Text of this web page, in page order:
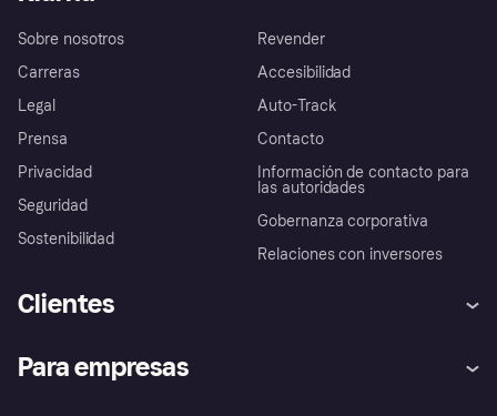
Sobre nosotros
Carreras
Legal
Prensa
Privacidad
Seguridad
Sostenibilidad
Revender
Accesibilidad
Auto-Track
Contacto
Información de contacto para
las autoridades
Gobernanza corporativa
Relaciones con inversores
Clientes
Inicio de sesión
Para empresas